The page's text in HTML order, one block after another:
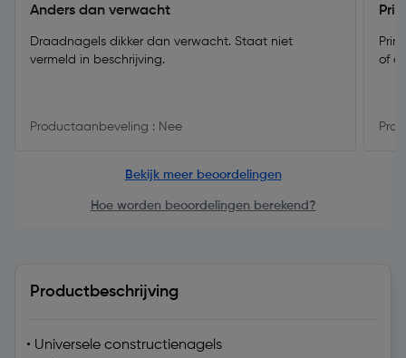
Anders dan verwacht
Draadnagels dikker dan verwacht. Staat niet
vermeld in beschrijving.
Productaanbeveling : Nee
of
Bekijk meer beoordelingen
Hoe worden beoordelingen berekend?
Productbeschrijving
• Universele constructienagels